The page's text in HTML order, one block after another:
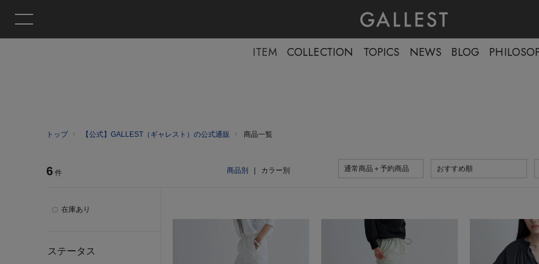
ITEM COLLECTION TOPICS NEWS BLOG
トップ 【公式】GALLEST（ギャレスト）の公式通販 商品一覧
6 件 商品別 カラー別 通常商品＋予約商品 おすすめ順
在庫あり
ステータス